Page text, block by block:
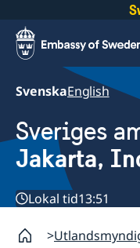
SvenskaEnglish
Sveriges
Jakarta,
Lokal tid13:51